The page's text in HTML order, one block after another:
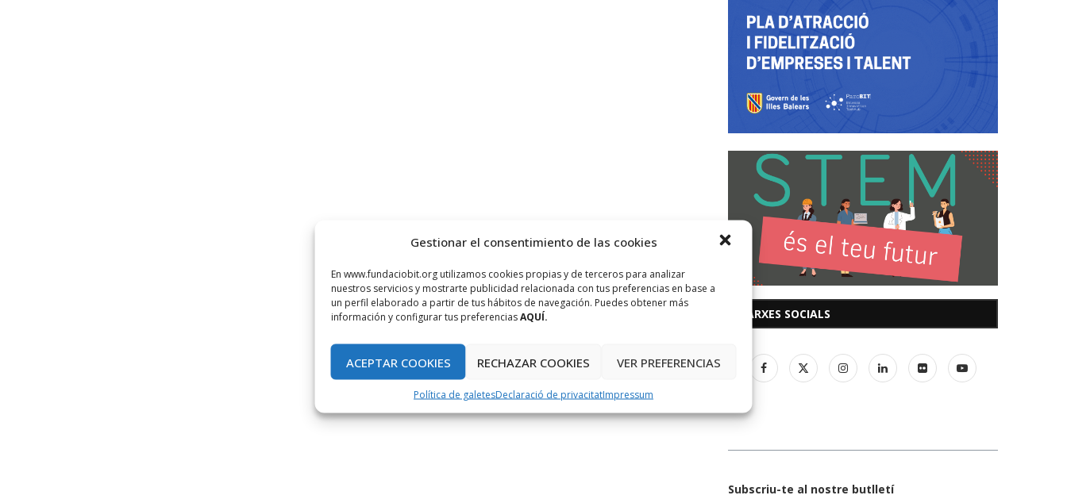
Gestionar el consentimiento de las cookies
En www.fundaciobit.org utilizamos cookies propias y de terceros para analizar
nuestros servicios y mostrarte publicidad relacionada con tus preferencias en base a
un perfil elaborado a partir de tus hábitos de navegación. Puedes obtener más
información y configurar tus preferenciasAQUÍ.
ACEPTAR COOKIES RECHAZAR COOKIES VER PREFERENCIAS
Política de galetesDeclaració de privacitatImpressum
XARXES SOCIALS
Subscriu-te al nostre butlletí